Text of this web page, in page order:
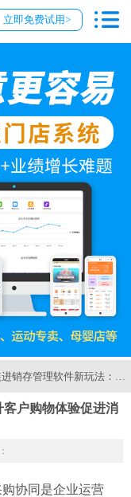
立即免费试用>
进销存管理软件新玩法：
客户购物体验促进消
协同是企业运营